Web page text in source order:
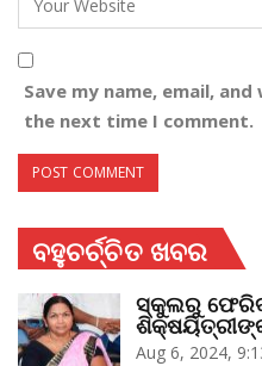
Save my name, email,
the next time I comment.
ବହୁଚର୍ଚ୍ଚିତ ଖବର
ସ୍କୁଲରୁ
Aug 6, 2024,